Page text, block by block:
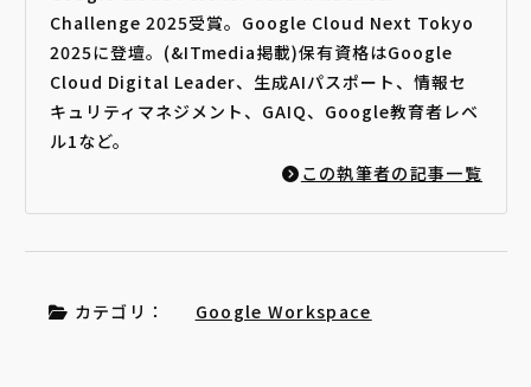
Challenge 2025受賞。Google Cloud Next Tokyo
2025に登壇。(&ITmedia掲載)保有資格はGoogle
Cloud Digital Leader、生成AIパスポート、情報セ
キュリティマネジメント、GAIQ、Google教育者レベ
ル1など。
この執筆者の記事一覧
カテゴリ： Google Workspace